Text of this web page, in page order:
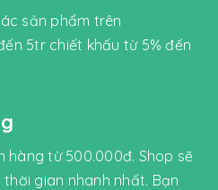
sản phẩm trên
5tr chiết khấu từ 5% đến
hàng từ 500.000đ. Shop sẽ
gian nhanh nhất. Bạn